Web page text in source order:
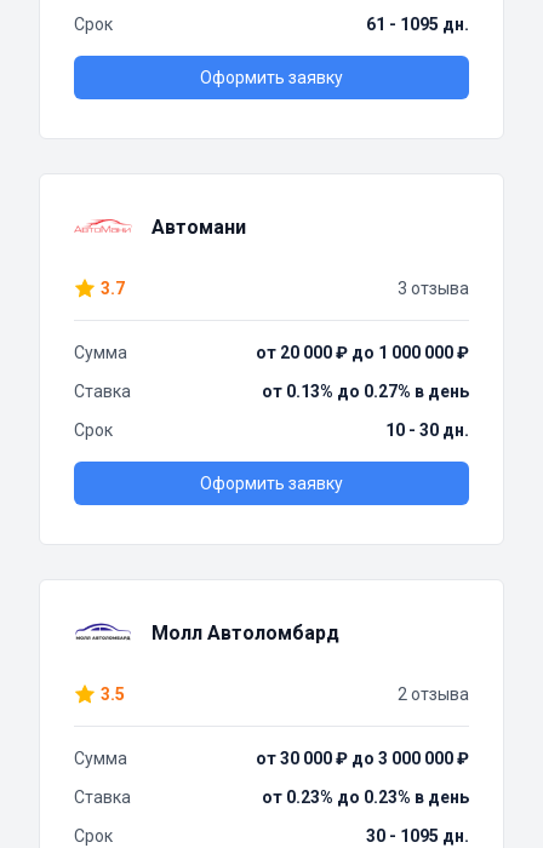
Срок
61 - 1095 дн.
Оформить заявку
Автомани
3.7 3 отзыва
Сумма
от 20 000 ₽ до 1 000 000 ₽
Ставка
от 0.13% до 0.27% в день
Срок
10 - 30 дн.
Оформить заявку
Молл Автоломбард
3.5 2 отзыва
Сумма
от 30 000 ₽ до 3 000 000 ₽
Ставка
от 0.23% до 0.23% в день
Срок
30 - 1095 дн.